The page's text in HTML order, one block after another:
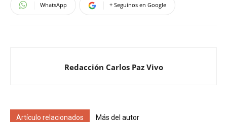
WhatsApp + Seguinos en Google
Redacción Carlos Paz Vivo
Artículo relacionados Más del autor